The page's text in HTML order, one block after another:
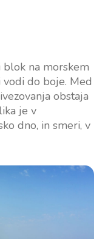
na morskem
do boje. Med
obstaja
je v
dno, in smeri, v